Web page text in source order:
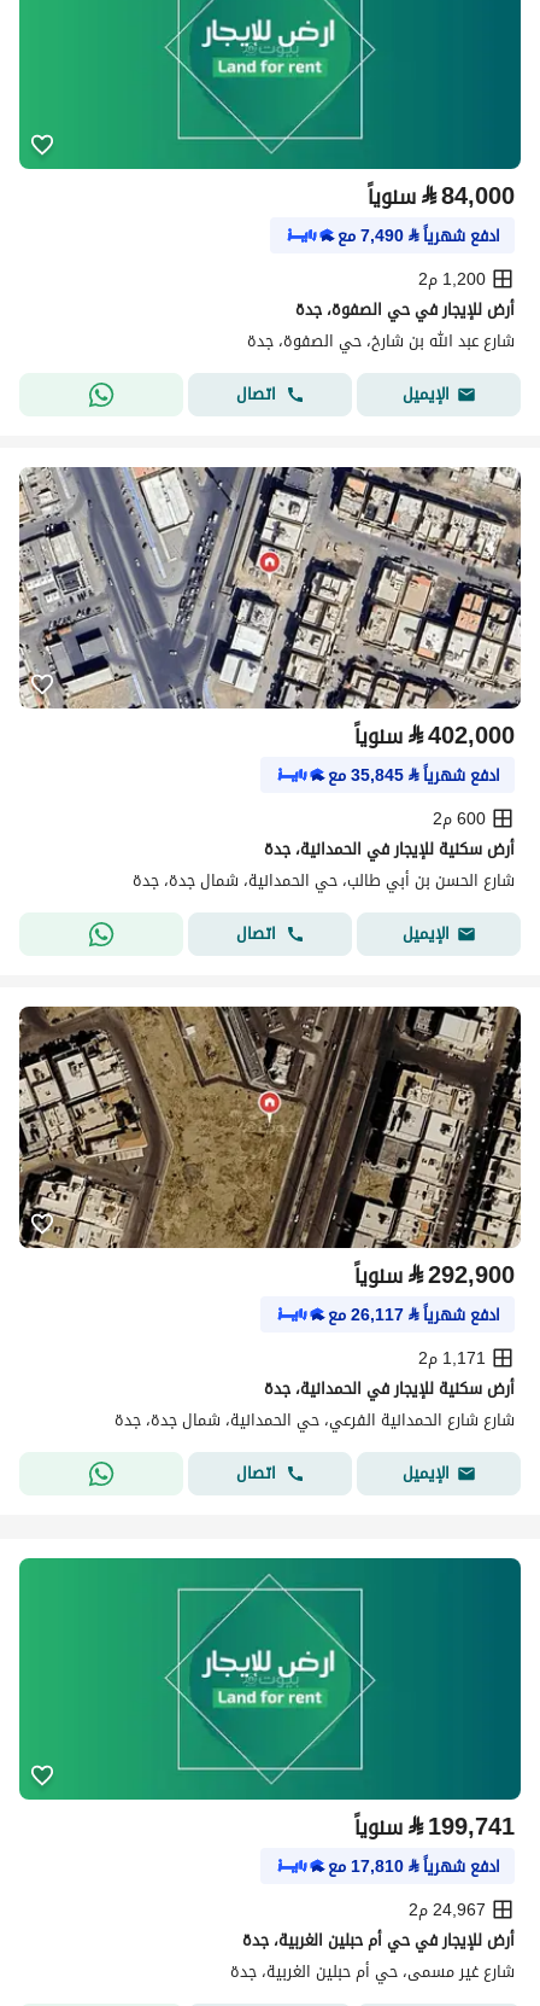
⃁84,000 سنوياً
ادفع شهرياً⃁
7,490مع
1,200 م2
أرض للإيجار في حي الصفوة، جدة
شارع عبد الله بن شارخ، حي الصفوة، جدة
الإيميل
اتصال
⃁402,000 سنوياً
ادفع شهرياً⃁
35,845مع
600 م2
أرض سكنية للإيجار في الحمدانية، جدة
شارع الحسن بن أبي طالب، حي الحمدانية، شمال جدة، جدة
الإيميل
اتصال
⃁292,900 سنوياً
ادفع شهرياً⃁
26,117مع
1,171 م2
أرض سكنية للإيجار في الحمدانية، جدة
شارع شارع الحمدانية الفرعي، حي الحمدانية، شمال جدة، جدة
الإيميل
اتصال
⃁199,741 سنوياً
ادفع شهرياً⃁
17,810مع
24,967 م2
أرض للإيجار في حي أم حبلين الغربية، جدة
شارع غير مسمى، حي أم حبلين الغربية، جدة